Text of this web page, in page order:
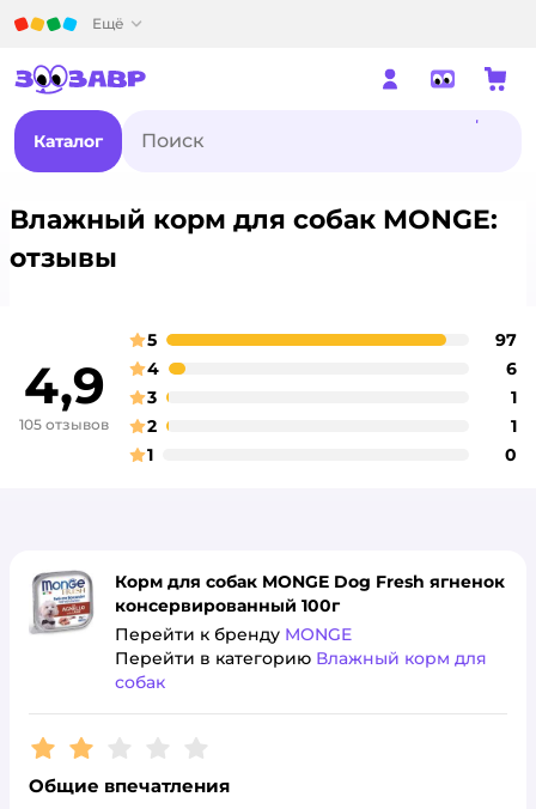
Ещё
Каталог
Влажный корм для собак MONGE:
отзывы
4,9
105 отзывов
оценка
5 97
оценка
4 6
оценка
3 1
оценка
2 1
оценка
1 0
Корм для собак MONGE Dog Fresh ягненок
консервированный 100г
Перейти к бренду MONGE
Перейти в категорию Влажный корм для
собак
Рейтинг:2
Общие впечатления